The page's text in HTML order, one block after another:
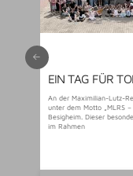
EIN TAG FÜR
An der Maximilian-Lutz-
unter dem Motto „MLRS
Besigheim. Dieser
im Rahmen